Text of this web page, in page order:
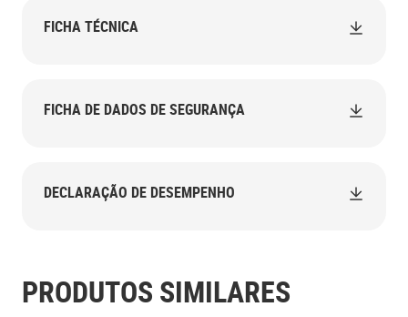
FICHA TÉCNICA
FICHA DE DADOS DE SEGURANÇA
DECLARAÇÃO DE DESEMPENHO
PRODUTOS SIMILARES